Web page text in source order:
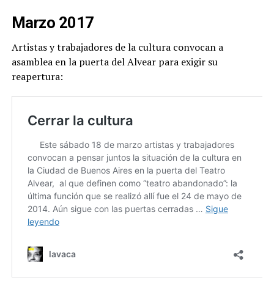
Marzo 2017
Artistas y trabajadores de la cultura convocan a
asamblea en la puerta del Alvear para exigir su
reapertura: